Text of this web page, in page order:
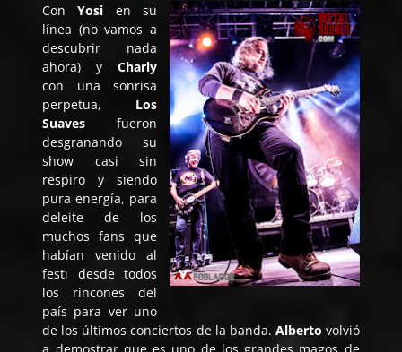
ConYosi en su
línea (no vamos a
descubrir nada
ahora) y Charly
con una sonrisa
perpetua, Los
Suaves fueron
desgranando su
show casi sin
respiro y siendo
pura energía, para
deleite de los
muchos fans que
habían venido al
festi desde todos
los rincones del
país para ver uno
de los últimos conciertos de la banda. Alberto volvió